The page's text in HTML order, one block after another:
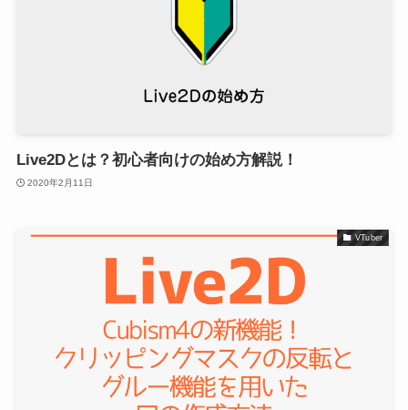
Live2Dとは？初心者向けの始め方解説！
2020年2月11日
VTuber